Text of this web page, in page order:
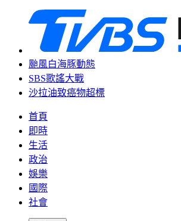
颱風白海豚動態
SBS歌謠大戰
沙拉油致癌物超標
首頁
即時
生活
政治
娛樂
國際
社會